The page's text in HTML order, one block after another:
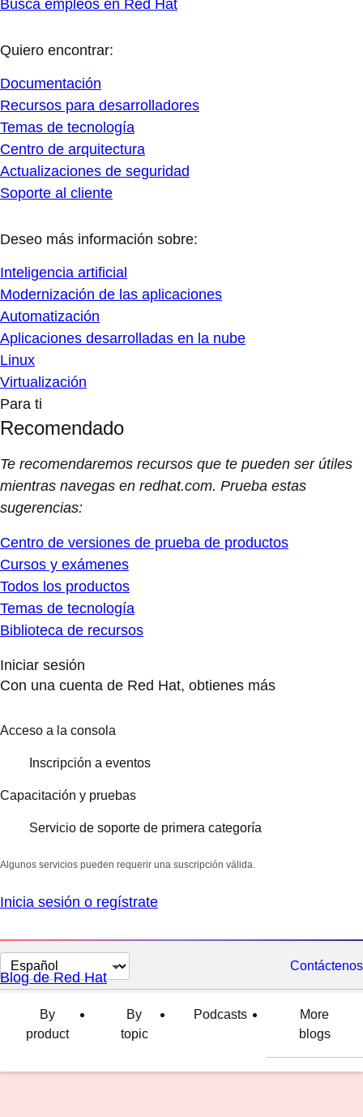
Busca empleos en Red Hat
Quiero encontrar:
Documentación
Recursos para desarrolladores
Temas de tecnología
Centro de arquitectura
Actualizaciones de seguridad
Soporte al cliente
Deseo más información sobre:
Inteligencia artificial
Modernización de las aplicaciones
Automatización
Aplicaciones desarrolladas en la nube
Linux
Virtualización
Para ti
Recomendado
Te recomendaremos recursos que te pueden ser útiles
mientras navegas en redhat.com. Prueba estas
sugerencias:
Centro de versiones de prueba de productos
Cursos y exámenes
Todos los productos
Temas de tecnología
Biblioteca de recursos
Iniciar sesión
Con una cuenta de Red Hat, obtienes más
Acceso a la consola
Inscripción a eventos
Capacitación y pruebas
Servicio de soporte de primera categoría
Algunos servicios pueden requerir una suscripción válida.
Inicia sesión o regístrate
Cambiar
el
idioma
Contáctenos
Blog de Red Hat
By
product
By
topic
Podcasts
More
blogs